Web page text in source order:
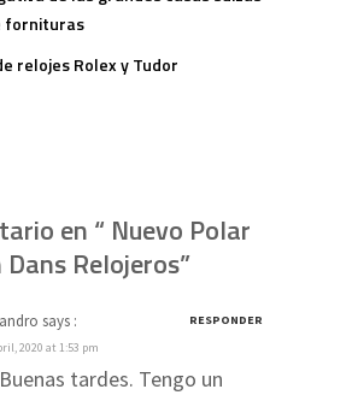
fornituras
relojes Rolex y Tudor
en “ Nuevo Polar
Relojeros”
says :
RESPONDER
2020 at 1:53 pm
Buenas tardes. Tengo un